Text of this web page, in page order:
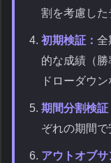
割を考慮した
初期検証： 全
的な成績（
ドローダウ
期間分割検証
ぞれの期間で
アウトオブサ